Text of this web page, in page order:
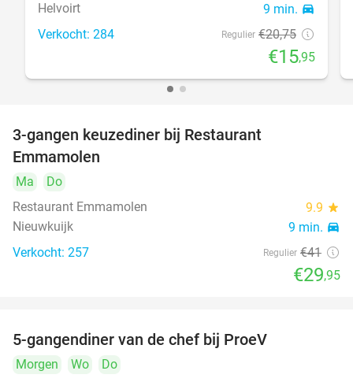
Helvoirt 9 min. directions_car
Verkocht: 284 Regulier €20,75
€15,95
3-gangen keuzediner bij Restaurant
Emmamolen
Ma
Do
Restaurant Emmamolen
9.9 star
Nieuwkuijk 9 min. directions_car
Verkocht: 257 Regulier €41
€29,95
5-gangendiner van de chef bij ProeV
Morgen Wo Do